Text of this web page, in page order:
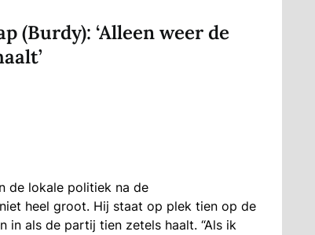
(Burdy): ‘Alleen weer de
de lokale politiek na de
heel groot. Hij staat op plek tien op de
in als de partij tien zetels haalt. “Als ik